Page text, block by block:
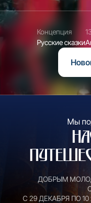
Концепция
Русские сказки
Мы
ДОБРЫМ
С 29 ДЕКАБРЯ ПО